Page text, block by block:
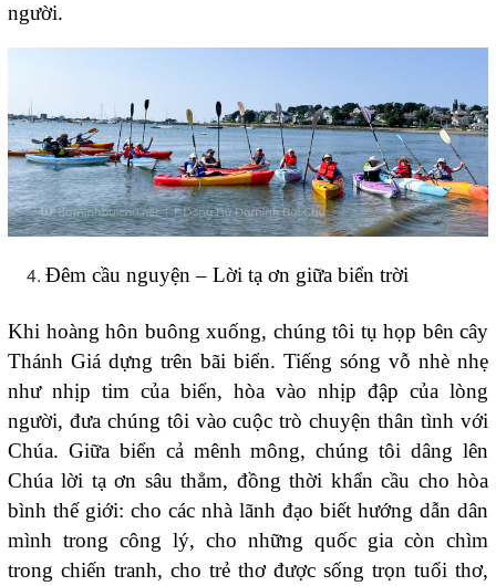
người.
Đêm cầu nguyện – Lời tạ ơn giữa biển trời
Khi hoàng hôn buông xuống, chúng tôi tụ họp bên cây
Thánh Giá dựng trên bãi biển. Tiếng sóng vỗ nhè nhẹ
như nhịp tim của biển, hòa vào nhịp đập của lòng
người, đưa chúng tôi vào cuộc trò chuyện thân tình với
Chúa. Giữa biển cả mênh mông, chúng tôi dâng lên
Chúa lời tạ ơn sâu thẳm, đồng thời khẩn cầu cho hòa
bình thế giới: cho các nhà lãnh đạo biết hướng dẫn dân
mình trong công lý, cho những quốc gia còn chìm
trong chiến tranh, cho trẻ thơ được sống trọn tuổi thơ,